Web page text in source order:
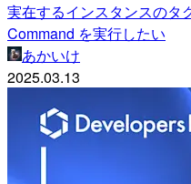
実在するインスタンスのタ
Command を実行したい
あかいけ
2025.03.13